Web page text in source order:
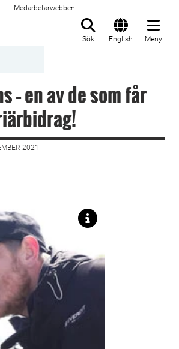
Medarbetarwebben
Sök English Meny
– en av de som får
2021